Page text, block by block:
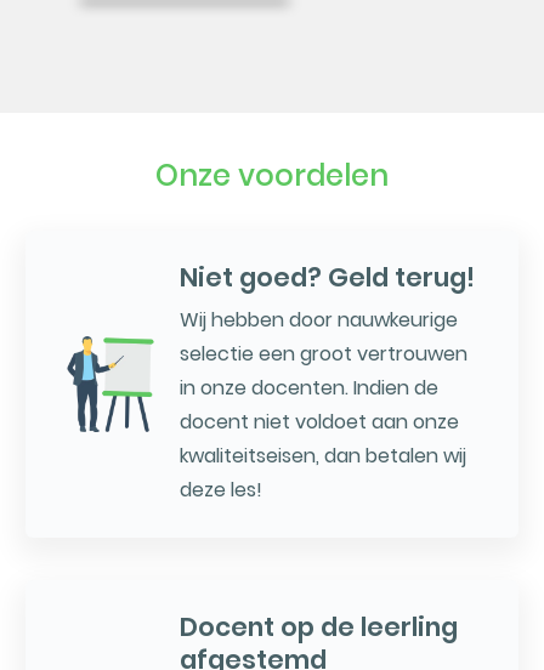
Onze voordelen
Niet goed? Geld terug!
Wij hebben door nauwkeurige
selectie een groot vertrouwen
in onze docenten. Indien de
docent niet voldoet aan onze
kwaliteitseisen, dan betalen wij
deze les!
Docent op de leerling
afgestemd